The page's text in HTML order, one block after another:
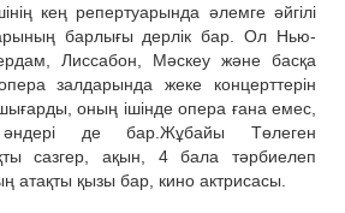
кең репертуарында әлемге әйгілі
барлығы дерлік бар. Ол Нью-
Лиссабон, Мәскеу және басқа
залдарында жеке концерттерін
оның ішінде опера ғана емес,
де бар.Жұбайы Төлеген
сазгер, ақын, 4 бала тәрбиелеп
атақты қызы бар, кино актрисасы.